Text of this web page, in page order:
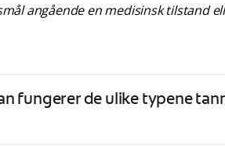
angående en medisinsk tilstand
fungerer de ulike typene